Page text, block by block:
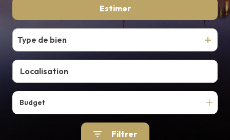
CONTACT
Estimer
Type de bien
Budget
Filtrer